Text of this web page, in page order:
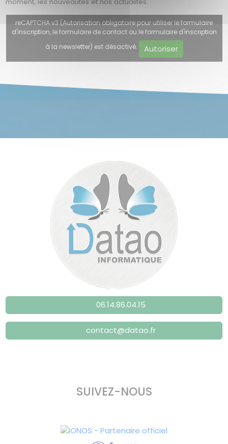
reCAPTCHA v3 (Autorisation obligatoire pour utiliser le formulaire
d'inscription, le formulaire de contact ou le formulaire d'inscription
à la newsletter) est désactivé.
Autoriser
06.14.86.04.15
contact@datao.fr
SUIVEZ-NOUS